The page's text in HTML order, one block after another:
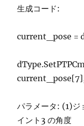
生成コード:
current_pose =
パラメータ: (1)ジ
イント3 の角度